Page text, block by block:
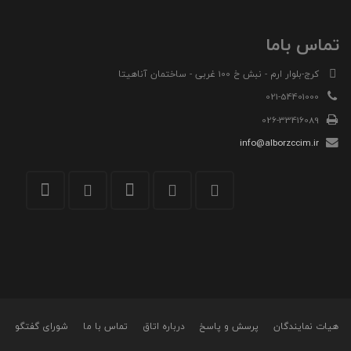
تماس باما
کرج-بلوار ارم - نبش خ 100 غربی - ساختمان آناهیتا
021-54401000
026-33416089
info@alborzccim.ir
هیات نمایندگان پرسش و پاسخ درباره اتاق تماس با ما شورای گفتگو